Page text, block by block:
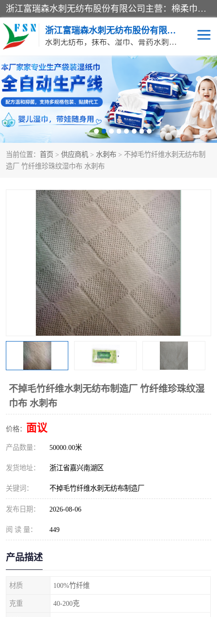
浙江富瑞森水刺无纺布股份有限公司主营：棉柔巾水刺无纺布、水刺布、水刺无纺布、膏药水刺无纺布、清洁抹布、湿巾、针刺无纺布、珍珠纹水刺无纺布、无纺布清洁抹布等产品。浙江富瑞森水刺无纺布股份有限公司积倡导由工程师全面负责生产工艺、产品质量检测的管理模式，通过ISO9001质量体系认证。
浙江富瑞森水刺无纺布股份有限公司
水刺无纺布，抹布、湿巾、膏药水刺无纺布、棉柔巾水刺无纺布、水刺布
当前位置： 首页 > 供应商机 > 水刺布 > 不掉毛竹纤维水刺无纺布制
造厂 竹纤维珍珠纹湿巾布 水刺布
不掉毛竹纤维水刺无纺布制造厂 竹纤维珍珠纹湿
巾布 水刺布
价格： 面议
产品数量： 50000.00米
发货地址： 浙江省嘉兴南湖区
关键词： 不掉毛竹纤维水刺无纺布制造厂
发布日期： 2026-08-06
阅 读 量： 449
产品描述
材质 100%竹纤维
克重 40-200克
水刺布 巴布贴水刺布
PVC革基布 无纺布清洁抹布
抗菌等功能性产品
多种清洁尘掸 珍珠纹水刺无纺布
膏药水刺无纺布 湿巾
棉柔巾水刺无纺布 印花压花复合布
水刺无纺布 地拖布
懒人抹布 清洁抹布